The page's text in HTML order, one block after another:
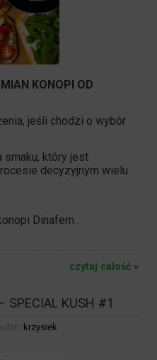
KONOPI OD
jeśli chodzi o wybór
smaku, który jest
decyzyjnym wielu
Dinafem .
czytaj całość »
SPECIAL KUSH #1
krzysiek